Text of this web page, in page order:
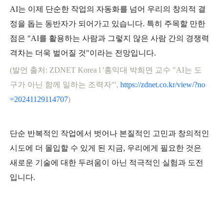
AI는 이제 단순한 작업의 자동화를 넘어 우리의 창의적 결
정을 돕는 동반자가 되어가고 있습니다. 특히 주목할 만한
점은 "AI를 활용하는 사람과 그렇지 않은 사람 간의 경쟁력
격차는 더욱 벌어질 것"이라는 전망입니다.
(발언 출처: ZDNET Korea l '홍익대 박희면 교수 "AI는 도
구가 아닌 함께 일하는 조력자"', https://zdnet.co.kr/view/?no
=20241129114707)
단순 반복적인 작업에서 벗어나 본질적인 고민과 창의적인
시도에 더 몰입할 수 있게 된 지금, 우리에게 필요한 것은
새로운 기술에 대한 두려움이 아닌 적극적인 실험과 도전
입니다.